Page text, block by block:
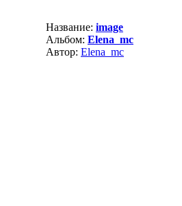
Название: image
Альбом: Elena_mc
Автор: Elena_mc